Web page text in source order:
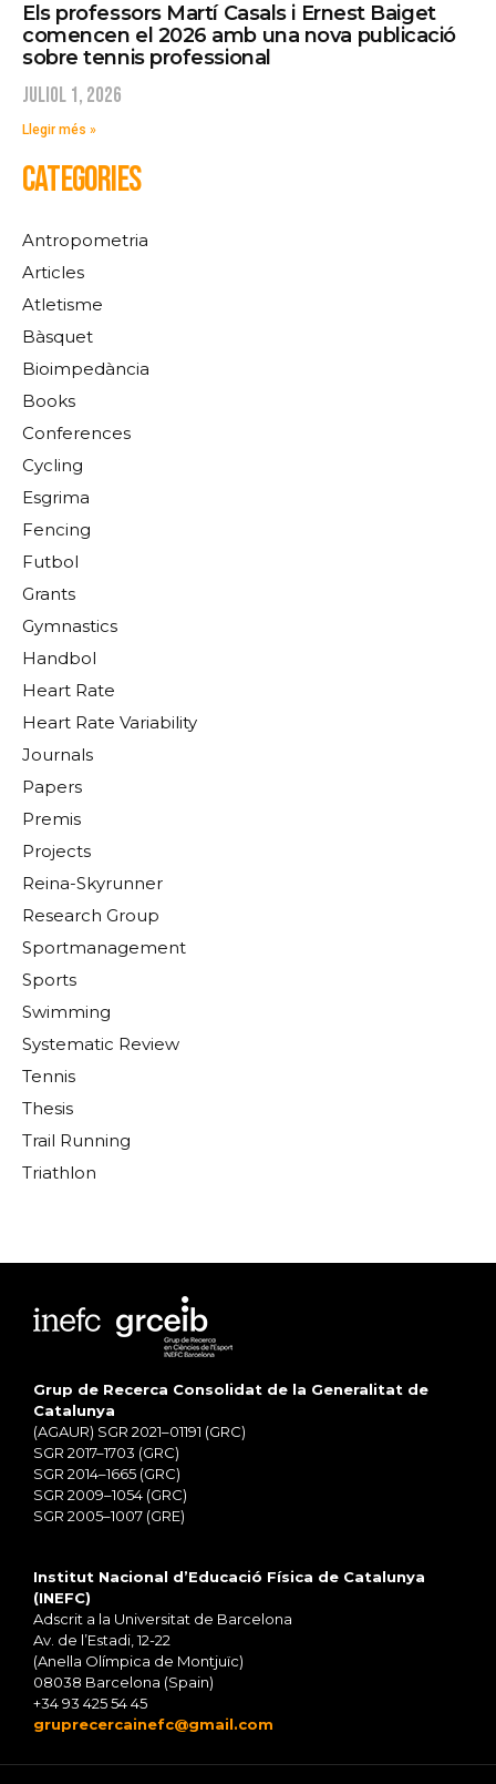
Els professors Martí Casals i Ernest Baiget
comencen el 2026 amb una nova publicació
sobre tennis professional
juliol 1, 2026
Llegir més »
CATEGORIES
Antropometria
Articles
Atletisme
Bàsquet
Bioimpedància
Books
Conferences
Cycling
Esgrima
Fencing
Futbol
Grants
Gymnastics
Handbol
Heart Rate
Heart Rate Variability
Journals
Papers
Premis
Projects
Reina-Skyrunner
Research Group
Sportmanagement
Sports
Swimming
Systematic Review
Tennis
Thesis
Trail Running
Triathlon
Grup de Recerca Consolidat de la Generalitat de
Catalunya
(AGAUR) SGR 2021–01191 (GRC)
SGR 2017–1703 (GRC)
SGR 2014–1665 (GRC)
SGR 2009–1054 (GRC)
SGR 2005–1007 (GRE)
Institut Nacional d’Educació Física de Catalunya
(INEFC)
Adscrit a la Universitat de Barcelona
Av. de l’Estadi, 12-22
(Anella Olímpica de Montjuïc)
08038 Barcelona (Spain)
+34 93 425 54 45
gruprecercainefc@gmail.com